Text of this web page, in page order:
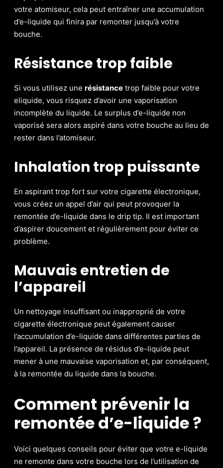
votre atomiseur, cela peut entraîner une accumulation
d’e-liquide qui finira par remonter jusqu’à votre
bouche.
Résistance trop faible
Si vous utilisez une résistance trop faible pour votre
eliquide, vous risquez d’avoir une vaporisation
incomplète du liquide. Le surplus d’e-liquide non
vaporisé sera alors aspiré dans votre bouche au lieu de
rester dans l’atomiseur.
Inhalation trop puissante
En aspirant trop fort sur votre cigarette électronique,
vous créez un appel d’air qui peut provoquer la
remontée d’e-liquide dans le drip tip. Il est important
d’aspirer doucement et régulièrement pour éviter ce
problème.
Mauvais entretien de
l’appareil
Un nettoyage insuffisant ou inapproprié de votre
cigarette électronique peut également causer
l’accumulation d’e-liquide dans différentes parties de
l’appareil. La présence de résidus d’e-liquide peut
mener à une mauvaise vaporisation et, par conséquent,
à la remontée du liquide dans la bouche.
Comment prévenir la
remontée d’e-liquide ?
Voici quelques conseils pour éviter que votre e-liquide
ne remonte dans votre bouche lors de l’utilisation de